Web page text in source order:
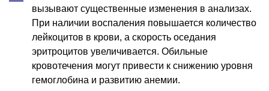
вызывают существенные изменения в анализах.
При наличии воспаления повышается количество
лейкоцитов в крови, а скорость оседания
эритроцитов увеличивается. Обильные
кровотечения могут привести к снижению уровня
гемоглобина и развитию анемии.